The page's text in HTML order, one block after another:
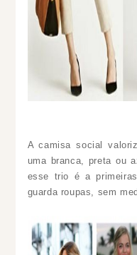
A camisa social
uma branca, preta ou
esse trio é a
guarda roupas, sem